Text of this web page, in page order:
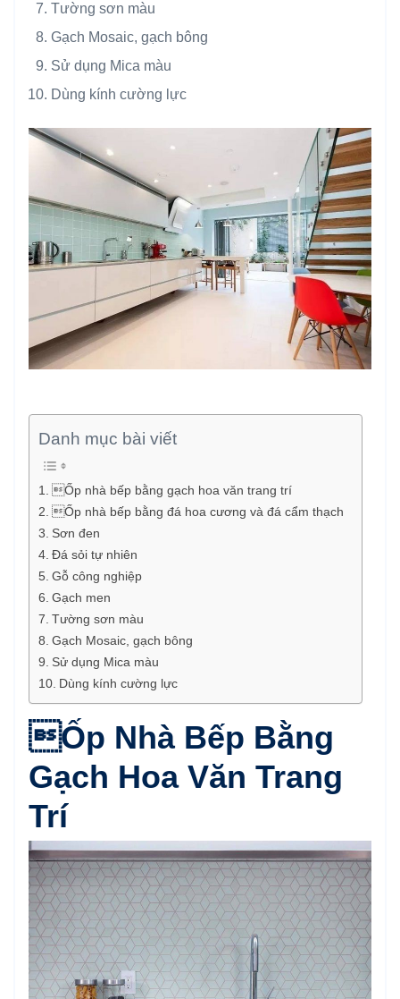
Tường sơn màu
Gạch Mosaic, gạch bông
Sử dụng Mica màu
Dùng kính cường lực
Danh mục bài viết
Ốp nhà bếp bằng gạch hoa văn trang trí
Ốp nhà bếp bằng đá hoa cương và đá cẩm thạch
Sơn đen
Đá sỏi tự nhiên
Gỗ công nghiệp
Gạch men
Tường sơn màu
Gạch Mosaic, gạch bông
Sử dụng Mica màu
Dùng kính cường lực
Ốp Nhà Bếp Bằng
Gạch Hoa Văn Trang
Trí